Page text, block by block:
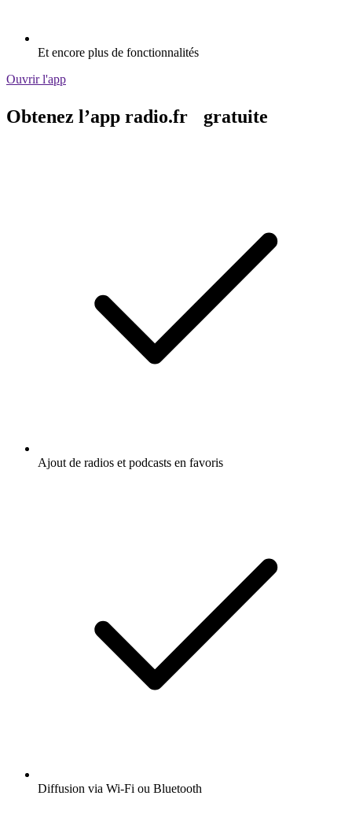
Et encore plus de fonctionnalités
Ouvrir l'app
Obtenez l’app radio.fr gratuite
Ajout de radios et podcasts en favoris
Diffusion via Wi-Fi ou Bluetooth